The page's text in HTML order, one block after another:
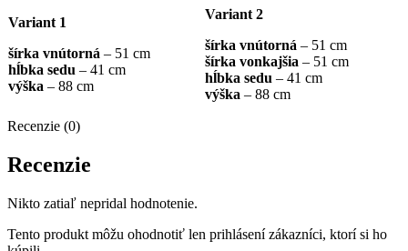
Variant 1
šírka vnútorná – 51 cm
hĺbka sedu – 41 cm
výška – 88 cm
Variant 2
šírka vnútorná – 51 cm
šírka vonkajšia – 51 cm
hĺbka sedu – 41 cm
výška – 88 cm
Recenzie (0)
Recenzie
Nikto zatiaľ nepridal hodnotenie.
Tento produkt môžu ohodnotiť len prihlásení zákazníci, ktorí si ho